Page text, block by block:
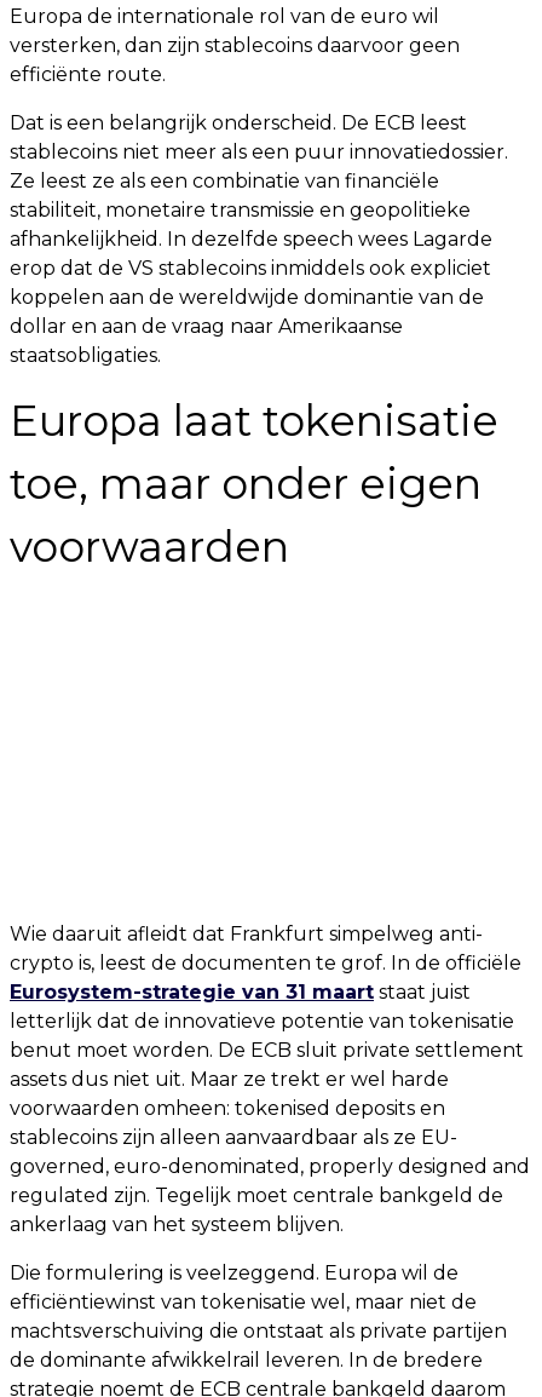
Europa de internationale rol van de euro wil
versterken, dan zijn stablecoins daarvoor geen
efficiënte route.
Dat is een belangrijk onderscheid. De ECB leest
stablecoins niet meer als een puur innovatiedossier.
Ze leest ze als een combinatie van financiële
stabiliteit, monetaire transmissie en geopolitieke
afhankelijkheid. In dezelfde speech wees Lagarde
erop dat de VS stablecoins inmiddels ook expliciet
koppelen aan de wereldwijde dominantie van de
dollar en aan de vraag naar Amerikaanse
staatsobligaties.
Europa laat tokenisatie
toe, maar onder eigen
voorwaarden
Wie daaruit afleidt dat Frankfurt simpelweg anti-
crypto is, leest de documenten te grof. In de officiële
Eurosystem-strategie van 31 maart staat juist
letterlijk dat de innovatieve potentie van tokenisatie
benut moet worden. De ECB sluit private settlement
assets dus niet uit. Maar ze trekt er wel harde
voorwaarden omheen: tokenised deposits en
stablecoins zijn alleen aanvaardbaar als ze EU-
governed, euro-denominated, properly designed and
regulated zijn. Tegelijk moet centrale bankgeld de
ankerlaag van het systeem blijven.
Die formulering is veelzeggend. Europa wil de
efficiëntiewinst van tokenisatie wel, maar niet de
machtsverschuiving die ontstaat als private partijen
de dominante afwikkelrail leveren. In de bredere
strategie noemt de ECB centrale bankgeld daarom